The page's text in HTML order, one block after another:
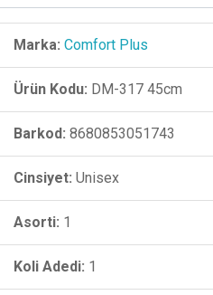
Marka: Comfort Plus
Ürün Kodu: DM-317 45cm
Barkod: 8680853051743
Cinsiyet: Unisex
Asorti: 1
Koli Adedi: 1